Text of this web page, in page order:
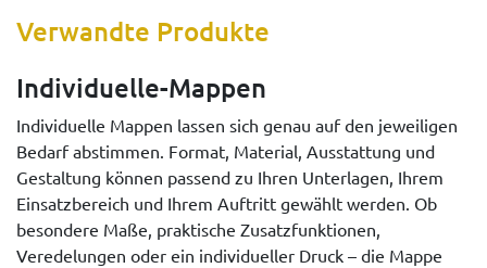
Verwandte Produkte
Individuelle-Mappen
Individuelle Mappen lassen sich genau auf den jeweiligen
Bedarf abstimmen. Format, Material, Ausstattung und
Gestaltung können passend zu Ihren Unterlagen, Ihrem
Einsatzbereich und Ihrem Auftritt gewählt werden. Ob
besondere Maße, praktische Zusatzfunktionen,
Veredelungen oder ein individueller Druck – die Mappe